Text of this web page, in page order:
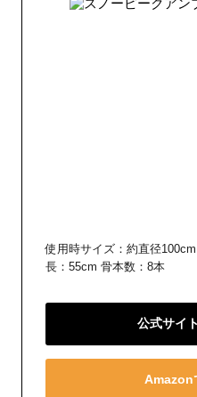
使用時サイズ：約直径
長：55cm 骨本数：8本
公式サイ
Amazon